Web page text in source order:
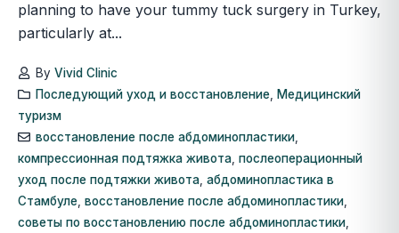
planning to have your tummy tuck surgery in Turkey,
particularly at...
By Vivid Clinic
Последующий уход и восстановление,
Медицинский
туризм
восстановление после абдоминопластики,
компрессионная подтяжка живота послеоперационный
уход после подтяжки живота абдоминопластика в
Стамбуле восстановление после абдоминопластики
советы по восстановлению после абдоминопластики